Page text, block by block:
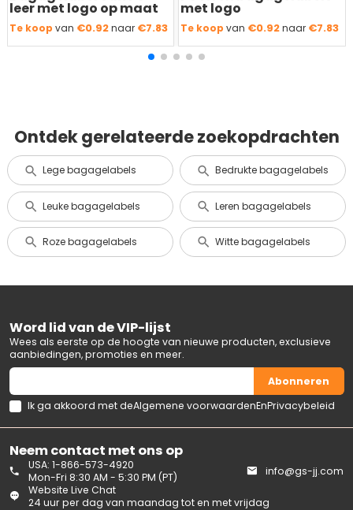
leer met logo op maat
Te koop van €0.92naar €7.83
met logo
Te koop van €0.92naar €7.83
Ontdek gerelateerde zoekopdrachten
Lege bagagelabels Bedrukte bagagelabels
Leuke bagagelabels Leren bagagelabels
Roze bagagelabels Witte bagagelabels
Neem contact met ons op
Website Live Chat
24 uur per dag van maandag tot en met vrijdag
USA: 1-866-573-4920
Mon-Fri 8:30 AM - 5:30 PM (PT)
info@gs-jj.com
Word lid van de VIP-lijst
Wees als eerste op de hoogte van nieuwe producten, exclusieve
aanbiedingen, promoties en meer.
Abonneren
Ik ga akkoord met deAlgemene voorwaardenEnPrivacybeleid